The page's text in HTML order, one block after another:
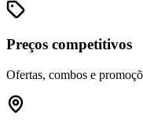
Preços competitivos
Ofertas, combos e